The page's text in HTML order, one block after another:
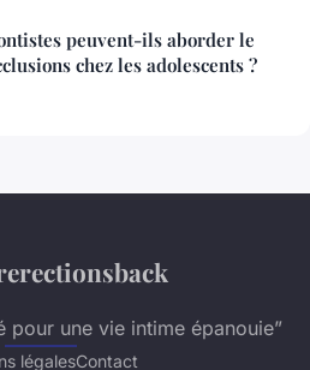
peuvent-ils aborder le
chez les adolescents ?
pour une vie intime épanouie”
légalesContact